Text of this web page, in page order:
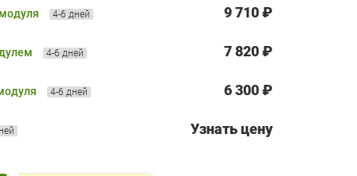
4-6 дней 9 710 ₽
4-6 дней 7 820 ₽
4-6 дней 6 300 ₽
Узнать цену